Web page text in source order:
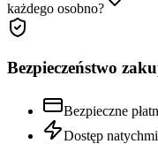
każdego osobno?
Bezpieczeństwo
Bezpieczne
Dostęp